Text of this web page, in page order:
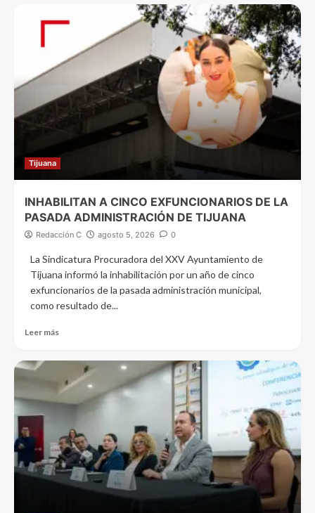
Tijuana
INHABILITAN A CINCO EXFUNCIONARIOS DE LA
PASADA ADMINISTRACIÓN DE TIJUANA
Redacción C agosto 5, 2026 0
La Sindicatura Procuradora del XXV Ayuntamiento de
Tijuana informó la inhabilitación por un año de cinco
exfuncionarios de la pasada administración municipal,
como resultado de...
Leer más